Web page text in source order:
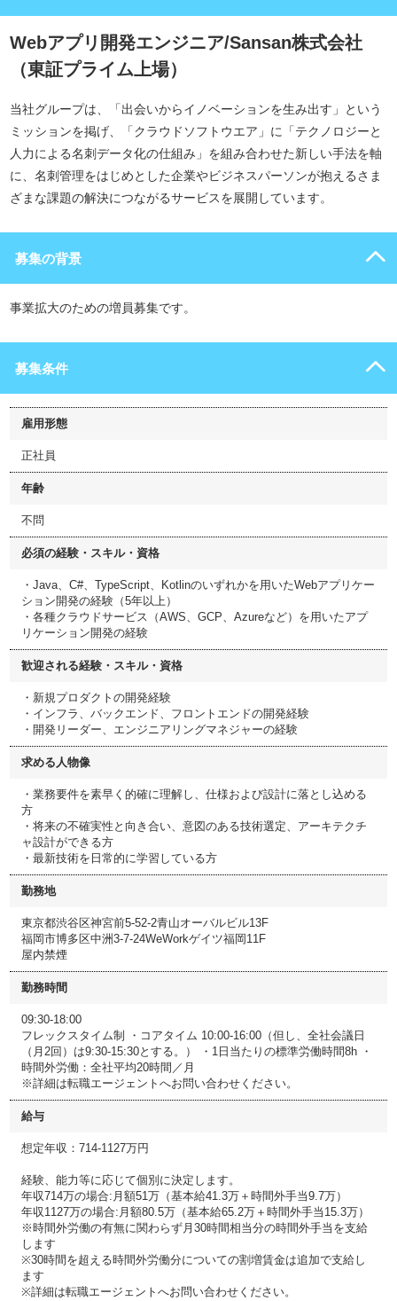
Webアプリ開発エンジニア/Sansan株式会社
（東証プライム上場）
当社グループは、「出会いからイノベーションを生み出す」という
ミッションを掲げ、「クラウドソフトウエア」に「テクノロジーと
人力による名刺データ化の仕組み」を組み合わせた新しい手法を軸
に、名刺管理をはじめとした企業やビジネスパーソンが抱えるさま
ざまな課題の解決につながるサービスを展開しています。
募集の背景
事業拡大のための増員募集です。
募集条件
雇用形態
正社員
年齢
不問
必須の経験・スキル・資格
・Java、C#、TypeScript、Kotlinのいずれかを用いたWebアプリケー
ション開発の経験（5年以上）
・各種クラウドサービス（AWS、GCP、Azureなど）を用いたアプ
リケーション開発の経験
歓迎される経験・スキル・資格
・新規プロダクトの開発経験
・インフラ、バックエンド、フロントエンドの開発経験
・開発リーダー、エンジニアリングマネジャーの経験
求める人物像
・業務要件を素早く的確に理解し、仕様および設計に落とし込める
方
・将来の不確実性と向き合い、意図のある技術選定、アーキテクチ
ャ設計ができる方
・最新技術を日常的に学習している方
勤務地
東京都渋谷区神宮前5-52-2青山オーバルビル13F
福岡市博多区中洲3-7-24WeWorkゲイツ福岡11F
屋内禁煙
勤務時間
09:30-18:00
フレックスタイム制 ・コアタイム 10:00-16:00（但し、全社会議日
（月2回）は9:30-15:30とする。） ・1日当たりの標準労働時間8h ・
時間外労働：全社平均20時間／月
※詳細は転職エージェントへお問い合わせください。
給与
想定年収：714-1127万円
経験、能力等に応じて個別に決定します。
年収714万の場合:月額51万（基本給41.3万＋時間外手当9.7万）
年収1127万の場合:月額80.5万（基本給65.2万＋時間外手当15.3万）
※時間外労働の有無に関わらず月30時間相当分の時間外手当を支給
します
※30時間を超える時間外労働分についての割増賃金は追加で支給し
ます
※詳細は転職エージェントへお問い合わせください。